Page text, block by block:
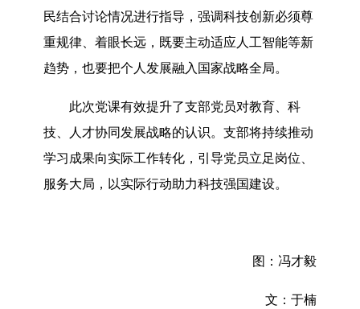
民结合讨论情况进行指导，强调科技创新必须尊
重规律、着眼长远，既要主动适应人工智能等新
趋势，也要把个人发展融入国家战略全局。
此次党课有效提升了支部党员对教育、科
技、人才协同发展战略的认识。支部将持续推动
学习成果向实际工作转化，引导党员立足岗位、
服务大局，以实际行动助力科技强国建设。
图：冯才毅
文：于楠